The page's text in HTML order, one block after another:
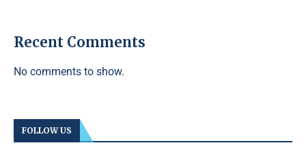
Recent Comments
No comments to show.
FOLLOW US